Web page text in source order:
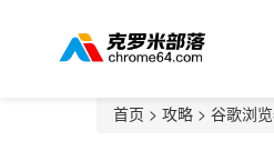
首页 > 攻略 > 谷歌浏